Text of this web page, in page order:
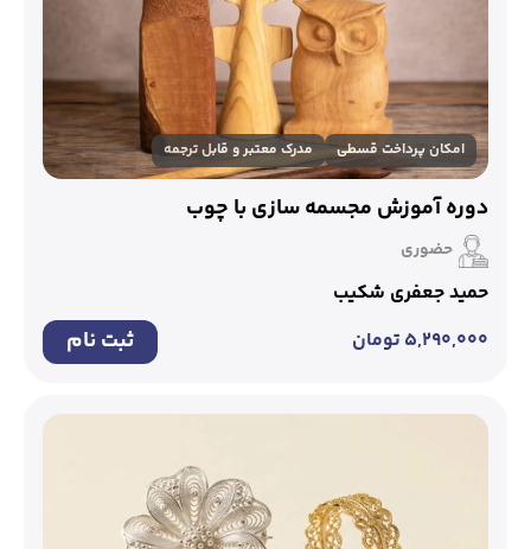
امکان پرداخت قسطی مدرک معتبر و قابل ترجمه
دوره آموزش مجسمه سازی با چوب
حضوری
حمید جعفری شکیب
۵,۲۹۰,۰۰۰ تومان ثبت نام